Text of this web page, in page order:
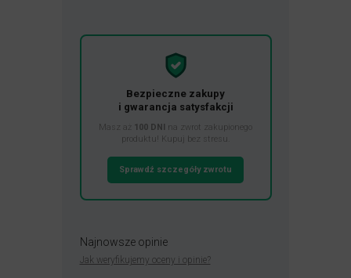
Bezpieczne zakupy
i gwarancja satysfakcji
Masz aż 100 DNI na zwrot zakupionego
produktu! Kupuj bez stresu.
Sprawdź szczegóły zwrotu
Najnowsze opinie
Jak weryfikujemy oceny i opinie?